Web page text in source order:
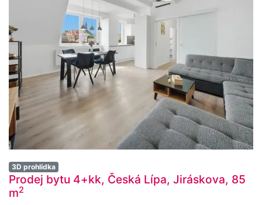
3D prohlídka
Prodej bytu 4+kk, Česká Lípa, Jiráskova, 85
m2